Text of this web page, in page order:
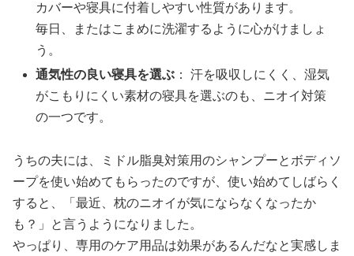
カバーや寝具に付着しやすい性質があります。
毎日、またはこまめに洗濯するように心がけましょ
う。
通気性の良い寝具を選ぶ ： 汗を吸収しにくく、湿気
がこもりにくい素材の寝具を選ぶのも、ニオイ対策
の一つです。
うちの夫には、ミドル脂臭対策用のシャンプーとボディソ
ープを使い始めてもらったのですが、使い始めてしばらく
すると、「最近、枕のニオイが気にならなくなったか
も？」と言うようになりました。
やっぱり、専用のケア用品は効果があるんだなと実感しま